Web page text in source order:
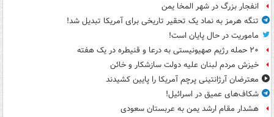
انفجار بزرگ در شهر المخا یمن
تنگه هرمز به نماد یک تحقیر تاریخی برای آمریکا تبدیل شد!
ماموریت در حال پایان است!
۲۰ حمله رژیم صهیونیستی به درعا و قنیطره در یک هفته
خیزش مردم لبنان علیه دولت سازشکار و خائن
معترضان آرژانتینی پرچم آمریکا را پایین کشیدند
شکاف‌های عمیق در اسرائیل!
هشدار مقام ارشد یمن به عربستان سعودی